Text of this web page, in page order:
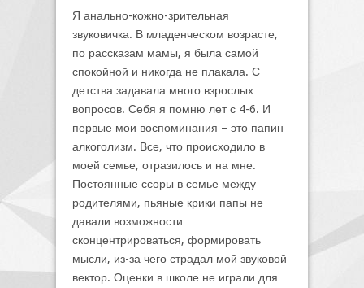
Я анально-кожно-зрительная
звуковичка. В младенческом возрасте,
по рассказам мамы, я была самой
спокойной и никогда не плакала. С
детства задавала много взрослых
вопросов. Себя я помню лет с 4-6. И
первые мои воспоминания – это папин
алкоголизм. Все, что происходило в
моей семье, отразилось и на мне.
Постоянные ссоры в семье между
родителями, пьяные крики папы не
давали возможности
сконцентрироваться, формировать
мысли, из-за чего страдал мой звуковой
вектор. Оценки в школе не играли для